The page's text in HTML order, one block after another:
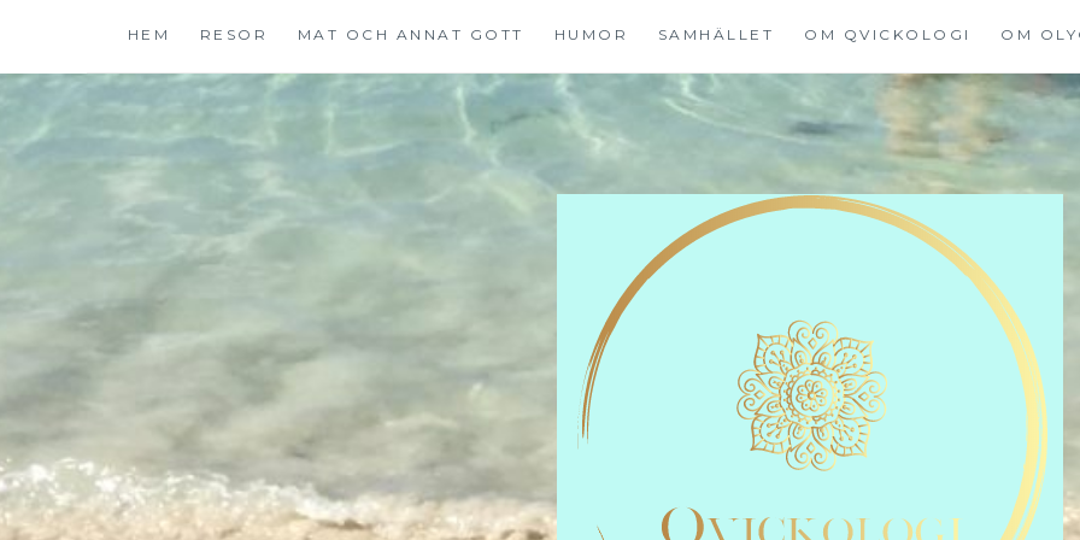
innehåll
HEM RESOR MAT OCH ANNAT GOTT HUMOR SAMHÄLLET OM QVICKOLOGI OM